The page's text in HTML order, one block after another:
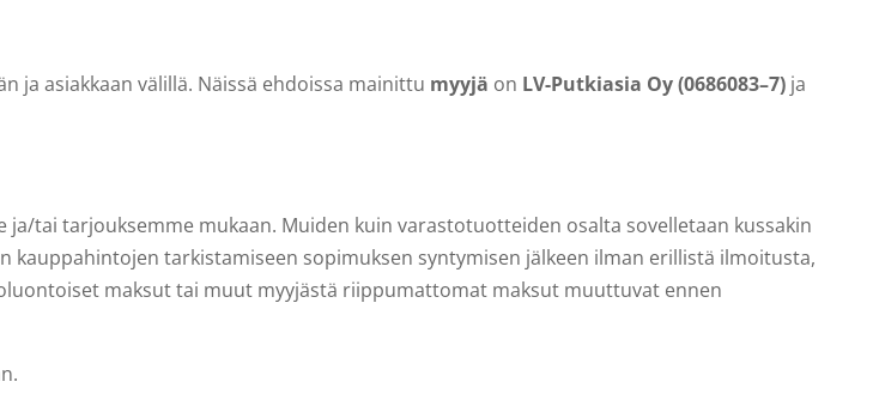
ja asiakkaan välillä. Näissä ehdoissa mainittu myyjä on LV-Putkiasia Oy (0686083–7) ja
tai tarjouksemme mukaan. Muiden kuin varastotuotteiden osalta sovelletaan kussakin
tarkistamiseen sopimuksen syntymisen jälkeen ilman erillistä ilmoitusta,
maksut tai muut myyjästä riippumattomat maksut muuttuvat ennen